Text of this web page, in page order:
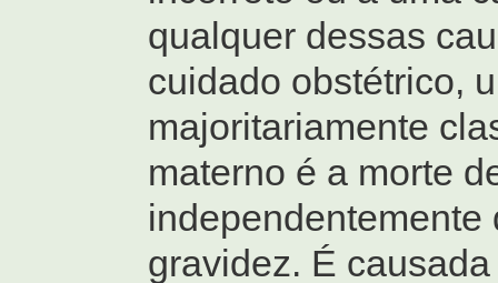
qualquer dessas
cuidado obstétrico,
majoritariamente
materno é a morte
gravidez. É